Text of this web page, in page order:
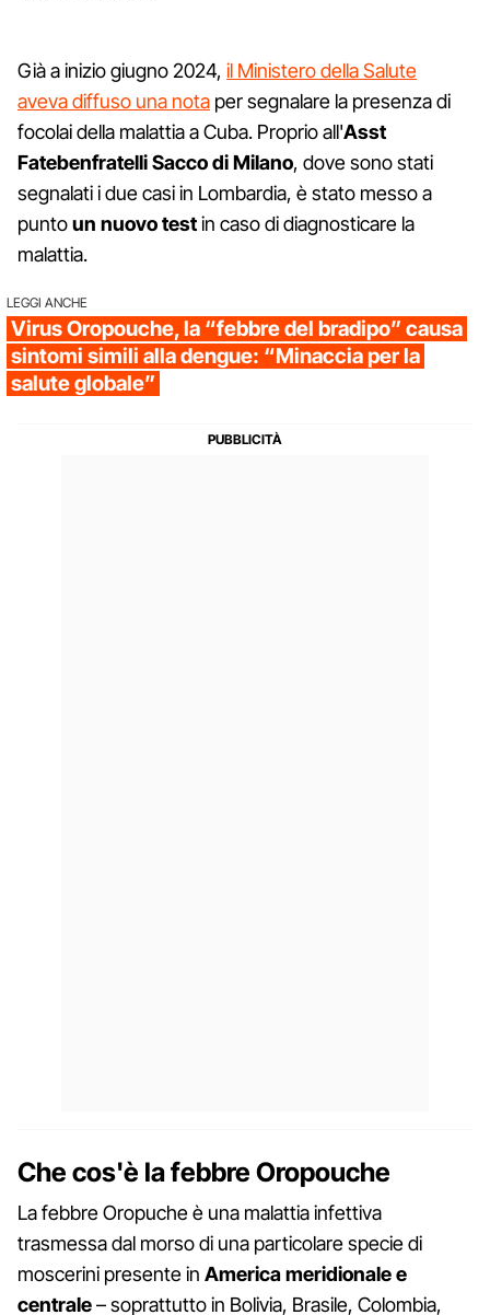
Già a inizio giugno 2024, il Ministero della Salute
aveva diffuso una nota per segnalare la presenza di
focolai della malattia a Cuba. Proprio all'Asst
Fatebenfratelli Sacco di Milano, dove sono stati
segnalati i due casi in Lombardia, è stato messo a
puntoun nuovo testin caso di diagnosticare la
malattia.
LEGGI ANCHE
Virus Oropouche, la “febbre del bradipo” causa
sintomi simili alla dengue: “Minaccia per la
salute globale”
Che cos'è la febbre Oropouche
La febbre Oropuche è una malattia infettiva
trasmessa dal morso di una particolare specie di
moscerini presente in America meridionale e
centrale– soprattutto in Bolivia, Brasile, Colombia,